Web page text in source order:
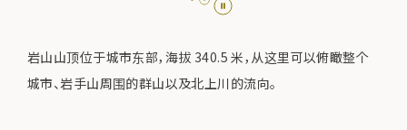
岩山山顶位于城市东部，海拔 340.5 米，从这里可以俯瞰整个
城市、岩手山周围的群山以及北上川的流向。